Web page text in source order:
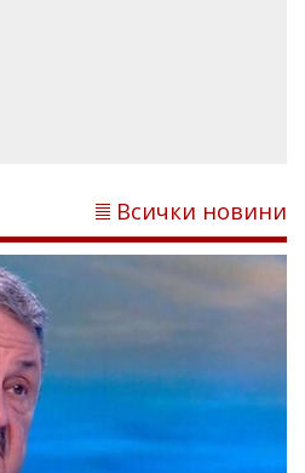
Всички новини